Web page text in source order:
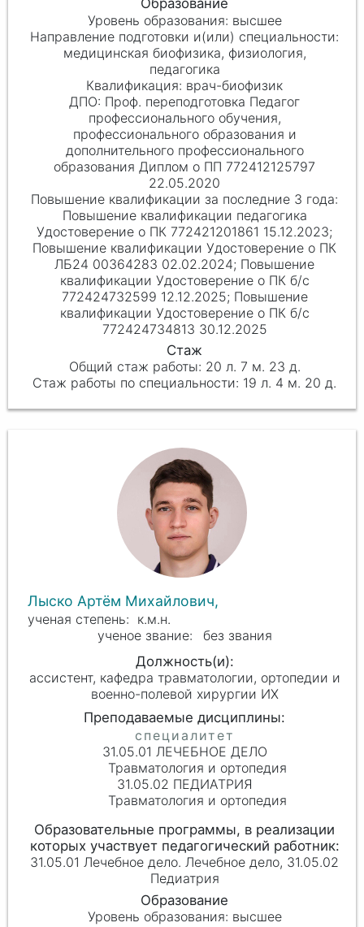
высшее
медицинская биофизика, физиология,
педагогика
врач-биофизик
Проф. переподготовка Педагог
профессионального обучения,
профессионального образования и
дополнительного профессионального
образования Диплом о ПП 772412125797
22.05.2020
Повышение квалификации педагогика
Удостоверение о ПК 772421201861 15.12.2023;
Повышение квалификации Удостоверение о ПК
ЛБ24 00364283 02.02.2024; Повышение
квалификации Удостоверение о ПК б/с
772424732599 12.12.2025; Повышение
квалификации Удостоверение о ПК б/с
772424734813 30.12.2025
20 л. 7 м. 23 д.
19 л. 4 м. 20 д.
Лыско Артём Михайлович,
к.м.н.
без звания
ассистент, кафедра травматологии, ортопедии и
военно-полевой хирургии ИХ
31.05.01 ЛЕЧЕБНОЕ ДЕЛО
Травматология и ортопедия
31.05.02 ПЕДИАТРИЯ
Травматология и ортопедия
31.05.01 Лечебное дело. Лечебное дело, 31.05.02
Педиатрия
высшее